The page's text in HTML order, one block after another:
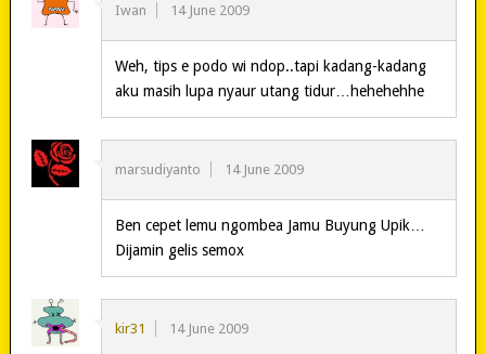
Iwan 14 June 2009
Weh, tips e podo wi ndop..tapi kadang-kadang
aku masih lupa nyaur utang tidur…hehehehhe
marsudiyanto 14 June 2009
Ben cepet lemu ngombea Jamu Buyung Upik…
Dijamin gelis semox
kir31 14 June 2009